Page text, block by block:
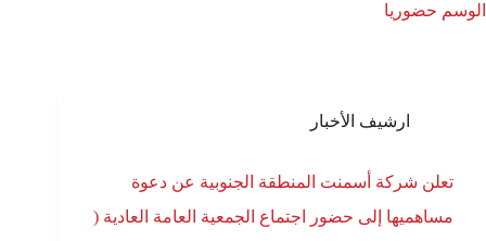
الوسم حضوريا
ارشيف الأخبار
تعلن شركة أسمنت المنطقة الجنوبية عن دعوة
مساهميها إلى حضور اجتماع الجمعية العامة العادية (